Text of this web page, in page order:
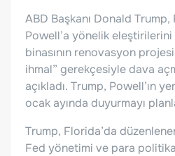
ABD Başkanı Donald Trump,
Powell’a yönelik
binasının renovasyon
ihmal” gerekçesiyle dava
açıkladı. Trump, Powell’ın
ocak ayında duyurmayı
Trump, Florida’da
Fed yönetimi ve para